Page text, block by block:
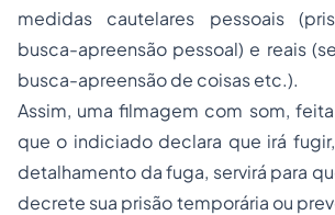
medidas cautelares pessoais
busca-apreensão pessoal) e reais
busca-apreensão de coisas etc.).
Assim, uma filmagem com som,
que o indiciado declara que irá
detalhamento da fuga, servirá para
decrete sua prisão temporária ou